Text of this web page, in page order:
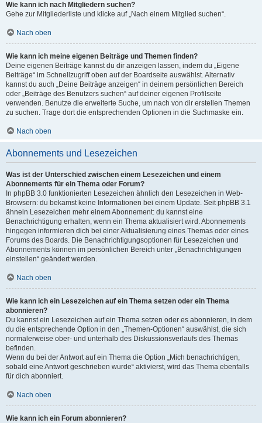
Wie kann ich nach Mitgliedern suchen?
Gehe zur Mitgliederliste und klicke auf „Nach einem Mitglied suchen“.
Nach oben
Wie kann ich meine eigenen Beiträge und Themen finden?
Deine eigenen Beiträge kannst du dir anzeigen lassen, indem du „Eigene
Beiträge“ im Schnellzugriff oben auf der Boardseite auswählst. Alternativ
kannst du auch „Deine Beiträge anzeigen“ in deinem persönlichen Bereich
oder „Beiträge des Benutzers suchen“ auf deiner eigenen Profilseite
verwenden. Benutze die erweiterte Suche, um nach von dir erstellen Themen
zu suchen. Trage dort die entsprechenden Optionen in die Suchmaske ein.
Nach oben
Abonnements und Lesezeichen
Was ist der Unterschied zwischen einem Lesezeichen und einem
Abonnements für ein Thema oder Forum?
In phpBB 3.0 funktionierten Lesezeichen ähnlich den Lesezeichen in Web-
Browsern: du bekamst keine Informationen bei einem Update. Seit phpBB 3.1
ähneln Lesezeichen mehr einem Abonnement: du kannst eine
Benachrichtigung erhalten, wenn ein Thema aktualisiert wird. Abonnements
hingegen informieren dich bei einer Aktualisierung eines Themas oder eines
Forums des Boards. Die Benachrichtigungsoptionen für Lesezeichen und
Abonnements können im persönlichen Bereich unter „Benachrichtigungen
einstellen“ geändert werden.
Nach oben
Wie kann ich ein Lesezeichen auf ein Thema setzen oder ein Thema
abonnieren?
Du kannst ein Lesezeichen auf ein Thema setzen oder es abonnieren, in dem
du die entsprechende Option in den „Themen-Optionen“ auswählst, die sich
normalerweise ober- und unterhalb des Diskussionsverlaufs des Themas
befinden.
Wenn du bei der Antwort auf ein Thema die Option „Mich benachrichtigen,
sobald eine Antwort geschrieben wurde“ aktivierst, wird das Thema ebenfalls
für dich abonniert.
Nach oben
Wie kann ich ein Forum abonnieren?